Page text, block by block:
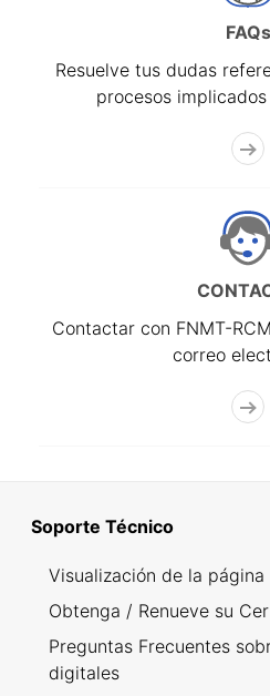
FAQs
Resuelve tus dudas
procesos
Contactar con FNMT-
correo
Soporte Técnico
Visualización de la página
Obtenga / Renueve su
Preguntas Frecuentes
digitales